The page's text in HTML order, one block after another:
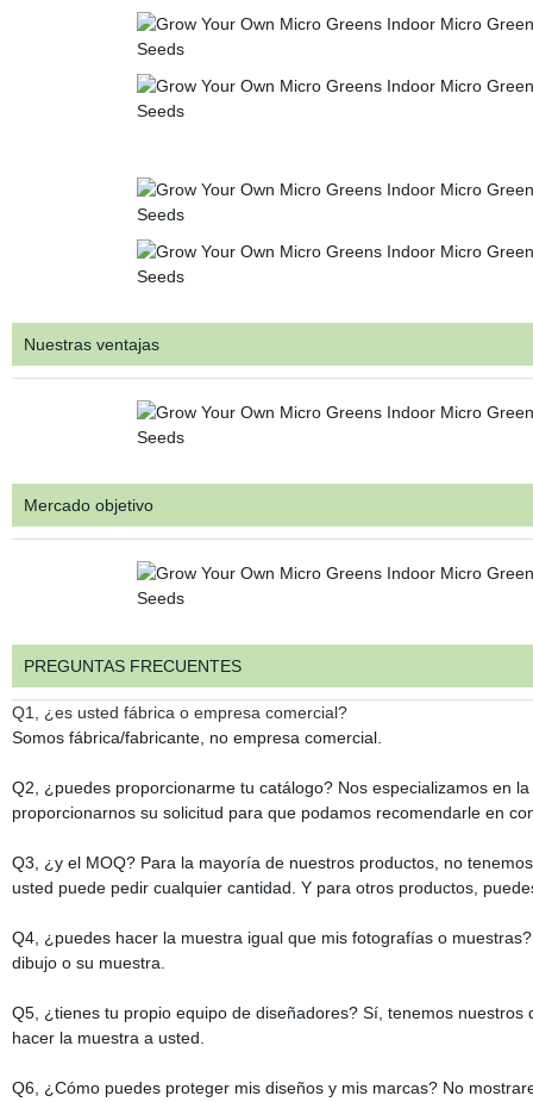
Nuestras ventajas
Mercado objetivo
PREGUNTAS FRECUENTES
Q1, ¿es usted fábrica o empresa comercial?
Somos fábrica/fabricante, no empresa comercial.
Q2, ¿puedes proporcionarme tu catálogo? Nos especializamos en
proporcionarnos su solicitud para que podamos recomendarle en
Q3, ¿y el MOQ? Para la mayoría de nuestros productos, no
usted puede pedir cualquier cantidad. Y para otros productos,
Q4, ¿puedes hacer la muestra igual que mis fotografías o
dibujo o su muestra.
Q5, ¿tienes tu propio equipo de diseñadores? Sí, tenemos
hacer la muestra a usted.
Q6, ¿Cómo puedes proteger mis diseños y mis marcas? No